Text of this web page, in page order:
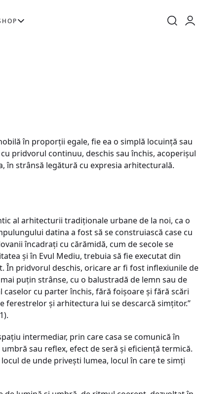
în proporţii egale, fie ea o simplă locuinţă sau
pridvorul continuu, deschis sau închis, acoperişul
în strânsă legătură cu expresia arhitecturală.
al arhitecturii tradiţionale urbane de la noi, ca o
datina a fost să se construiască case cu
încadraţi cu cărămidă, cum de secole se
şi în Evul Mediu, trebuia să fie executat din
În pridvorul deschis, oricare ar fi fost inflexiunile de
puţin strânse, cu o balustradă de lemn sau de
caselor cu parter închis, fără foişoare şi fără scări
şi arhitectura lui se descarcă simţitor.”
intermediar, prin care casa se comunică în
sau reflex, efect de seră şi eficienţă termică.
de unde priveşti lumea, locul în care te simţi